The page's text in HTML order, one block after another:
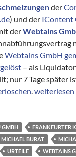
der
) und der IContent
derWebtains
Webtains GmbH
– als
nur 7 Tage später
.weiterlesen
GMBH
FRANKFURTER
MICHAEL BURAT
URTEILE WEBTAINS